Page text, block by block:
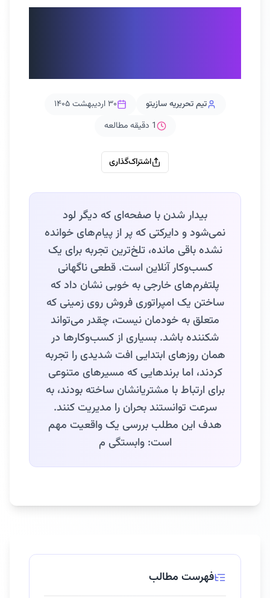
تیم تحریریه سازیتو
۳۰ اردیبهشت ۱۴۰۵
1 دقیقه مطالعه
اشتراک‌گذاری
بیدار شدن با صفحه‌ای که دیگر لود
نمی‌شود و دایرکتی که پر از پیام‌های خوانده
نشده باقی مانده، تلخ‌ترین تجربه برای یک
کسب‌وکار آنلاین است. قطعی ناگهانی
پلتفرم‌های خارجی به خوبی نشان داد که
ساختن یک امپراتوری فروش روی زمینی که
متعلق به خودمان نیست، چقدر می‌تواند
شکننده باشد. بسیاری از کسب‌وکارها در
همان روزهای ابتدایی افت شدیدی را تجربه
کردند، اما برندهایی که مسیرهای متنوعی
برای ارتباط با مشتریانشان ساخته بودند، به
سرعت توانستند بحران را مدیریت کنند.
هدف این مطلب بررسی یک واقعیت مهم
است: وابستگی م
فهرست مطالب